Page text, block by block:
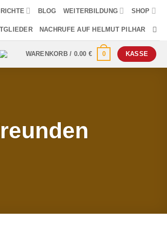
BLOG WEITERBILDUNG SHOP
NACHRUFE AUF HELMUT PILHAR
WARENKORB / 0.00 € 0 KASSE